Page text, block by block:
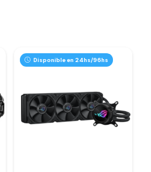
Disponible en 24hs/96hs